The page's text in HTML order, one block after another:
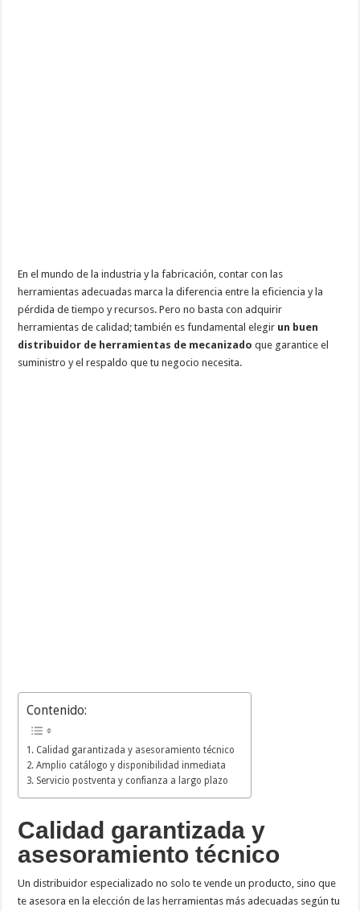
En el mundo de la industria y la fabricación, contar con las
herramientas adecuadas marca la diferencia entre la eficiencia y la
pérdida de tiempo y recursos. Pero no basta con adquirir
herramientas de calidad; también es fundamental elegir un buen
distribuidor de herramientas de mecanizado que garantice el
suministro y el respaldo que tu negocio necesita.
Contenido:
Calidad garantizada y asesoramiento técnico
Amplio catálogo y disponibilidad inmediata
Servicio postventa y confianza a largo plazo
Calidad garantizada y
asesoramiento técnico
Un distribuidor especializado no solo te vende un producto, sino que
te asesora en la elección de las herramientas más adecuadas según tu